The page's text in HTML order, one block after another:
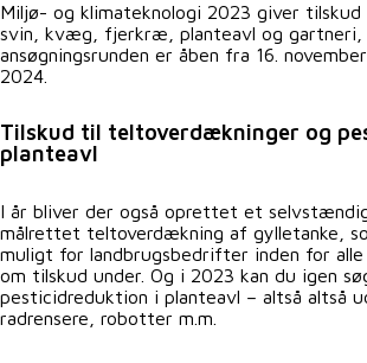
Miljø- og klimateknologi 2023 giver
svin, kvæg, fjerkræ, planteavl og gartneri,
ansøgningsrunden er åben fra 16.
2024.
Tilskud til teltoverdækninger og
planteavl
I år bliver der også oprettet et
målrettet teltoverdækning af gylletanke,
muligt for landbrugsbedrifter inden for
om tilskud under. Og i 2023 kan du igen
pesticidreduktion i planteavl – altså altså
radrensere, robotter m.m.